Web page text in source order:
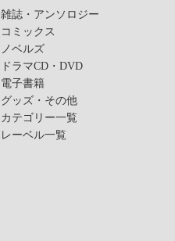
雑誌・アンソロジー
コミックス
ノベルズ
ドラマCD・DVD
電子書籍
グッズ・その他
カテゴリー一覧
レーベル一覧